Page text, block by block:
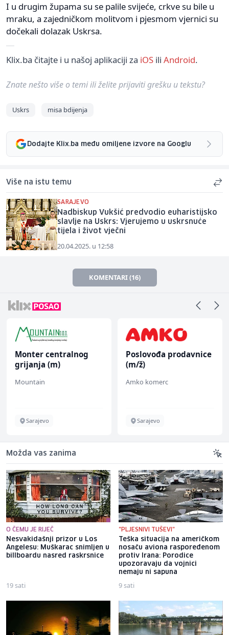
I u drugim župama su se palile svijeće, crkve su bile u
mraku, a zajedničkom molitvom i pjesmom vjernici su
dočekali dolazak Uskrsa.
Klix.ba čitajte i u našoj aplikaciji za iOS ili Android.
Znate nešto više o temi ili želite prijaviti grešku u tekstu?
Uskrs misa bdijenja
Dodajte Klix.ba među omiljene izvore na Googlu
Više na istu temu
SARAJEVO
Nadbiskup Vukšić predvodio euharistijsko
slavlje na Uskrs: Vjerujemo u uskrsnuće
tijela i život vječni
20.04.2025. u 12:58
KOMENTARI (16)
Monter centralnog
grijanja (m)
Mountain
Sarajevo
Poslovođa prodavnice
(m/ž)
Amko komerc
Sarajevo
Možda vas zanima
O ČEMU JE RIJEČ
Nesvakidašnji prizor u Los
Angelesu: Muškarac snimljen u
billboardu nasred raskrsnice
19 sati
"PLJESNIVI TUŠEVI"
Teška situacija na američkom
nosaču aviona raspoređenom
protiv Irana: Porodice
upozoravaju da vojnici
nemaju ni sapuna
9 sati